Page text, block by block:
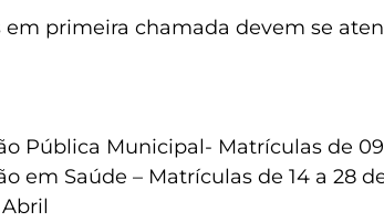
primeira chamada devem se
Pública Municipal- Matrículas de
em Saúde – Matrículas de 14 a 28